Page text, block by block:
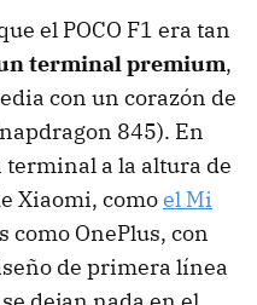
el POCO F1 era tan
terminal premium,
con un corazón de
845). En
terminal a la altura de
Xiaomi, comoel Mi
como OnePlus, con
de primera línea